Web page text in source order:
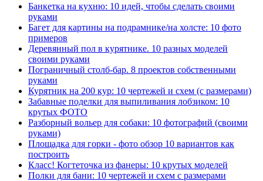
Банкетка на кухню: 10 идей, чтобы сделать своими
руками
Багет для картины на подрамнике/на холсте: 10 фото
примеров
Деревянный пол в курятнике. 10 разных моделей
своими руками
Пограничный столб-бар. 8 проектов собственными
руками
Курятник на 200 кур: 10 чертежей и схем (с размерами)
Забавные поделки для выпиливания лобзиком: 10
крутых ФОТО
Разборный вольер для собаки: 10 фотографий (своими
руками)
Площадка для горки - фото обзор 10 вариантов как
построить
Класс! Когтеточка из фанеры: 10 крутых моделей
Полки для бани: 10 чертежей и схем с размерами